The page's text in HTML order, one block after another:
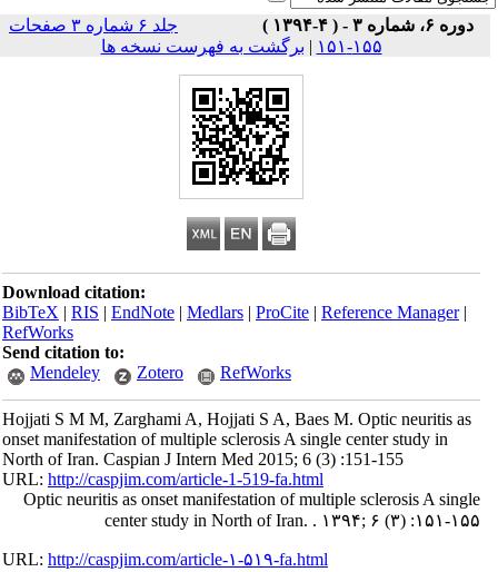
دوره ۶، شماره ۳ - ( ۴-۱۳۹۴ )
جلد ۶ شماره ۳ صفحات
۱۵۵-۱۵۱
| برگشت به فهرست نسخه ها
Download citation:
BibTeX|RIS|EndNote|Medlars|ProCite|Reference Manager
RefWorks
Send citation to:
Mendeley
Zotero RefWorks
Hojjati S M M, Zarghami A, Hojjati S A, Baes M. Optic neuritis as
onset manifestation of multiple sclerosis A single center study in
North of Iran. Caspian J Intern Med 2015; 6 (3) :151-155
URL:http://caspjim.com/article-1-519-fa.html
Optic neuritis as onset manifestation of multiple sclerosis A single
center study in North of Iran. . ۱۳۹۴; ۶ (۳) :۱۵۱-۱۵۵
URL:http://caspjim.com/article-۱-۵۱۹-fa.html